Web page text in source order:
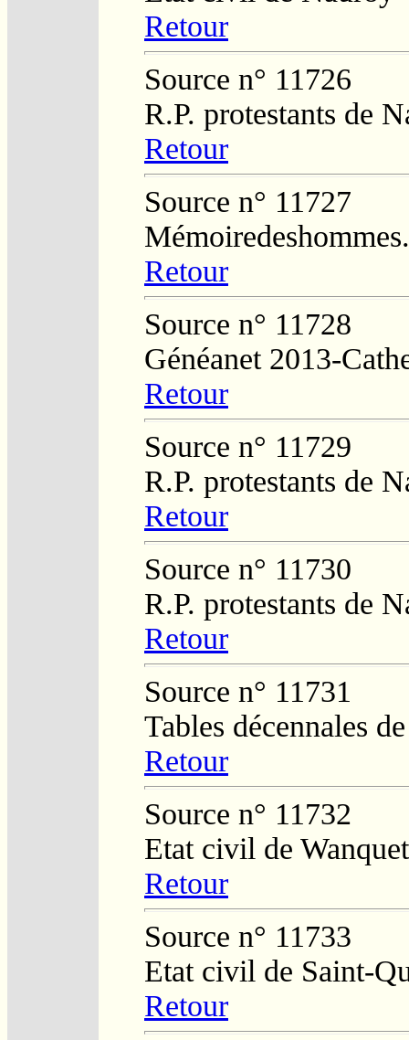
Retour
Source n° 11726
R.P. protestants de
Retour
Source n° 11727
Retour
Source n° 11728
Généanet 2013-
Retour
Source n° 11729
R.P. protestants de
Retour
Source n° 11730
R.P. protestants de
Retour
Source n° 11731
Tables décennales
Retour
Source n° 11732
Etat civil de
Retour
Source n° 11733
Etat civil de Saint-
Retour